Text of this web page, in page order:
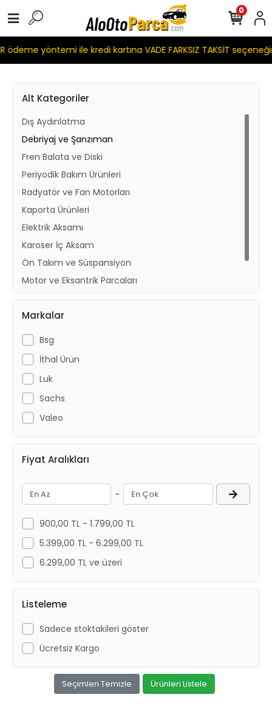
ödeme yöntemi ile kredi kartına VADE FARKSIZ TAKSİT
0
Alt Kategoriler
Dış Aydınlatma
Debriyaj ve Şanzıman
Fren Balata ve Diski
Periyodik Bakım Ürünleri
Radyatör ve Fan Motorları
Kaporta Ürünleri
Elektrik Aksamı
Karoser İç Aksam
Ön Takım ve Süspansiyon
Motor ve Eksantrik Parçaları
Markalar
Bsg
İthal Ürün
Luk
Sachs
Valeo
Fiyat Aralıkları
-
900,00 TL - 1.799,00 TL
5.399,00 TL - 6.299,00 TL
6.299,00 TL ve üzeri
Listeleme
Sadece stoktakileri göster
Ücretsiz Kargo
Seçimleri Temizle Ürünleri Listele